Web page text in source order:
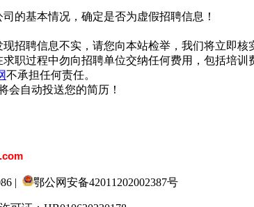
的基本情况，确定是否为虚假招聘信息！
招聘信息不实，请您向本站检举，我们将立即核
职过程中勿向招聘单位交纳任何费用，包括培训
不承担任何责任。
会自动投送您的简历！
| 鄂公网安备42011202002387号